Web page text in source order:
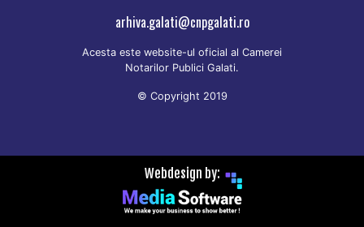
arhiva.galati@cnpgalati.ro
Acesta este website-ul oficial al Camerei
Notarilor Publici Galati.
© Copyright 2019
Webdesign by: